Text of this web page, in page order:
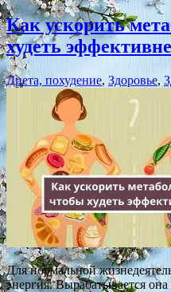
Как ускорить
худеть
Диета, похудение, Здоровье,
Для нормальной
энергия. Вырабатывается она